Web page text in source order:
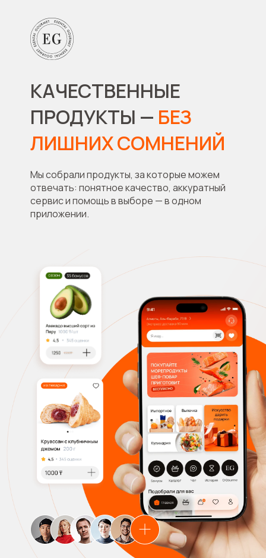
КАЧЕСТВЕННЫЕ
ПРОДУКТЫ — БЕЗ
ЛИШНИХ СОМНЕНИЙ
Мы собрали продукты, за которые можем
отвечать: понятное качество, аккуратный
сервис и помощь в выборе — в одном
приложении.